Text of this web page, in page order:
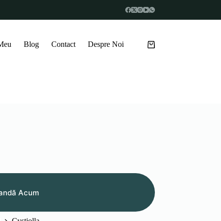
Blog Contact Despre Noi
Coș
Acum